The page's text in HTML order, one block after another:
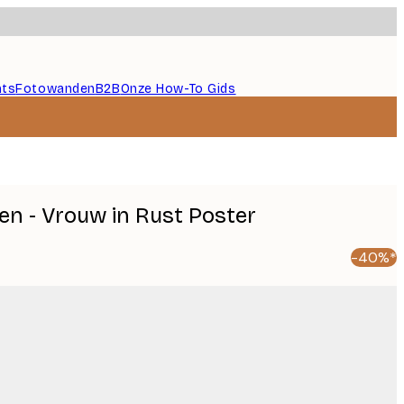
FotowandenB2BOnze How-To Gids
- Vrouw in Rust Poster
-40%*